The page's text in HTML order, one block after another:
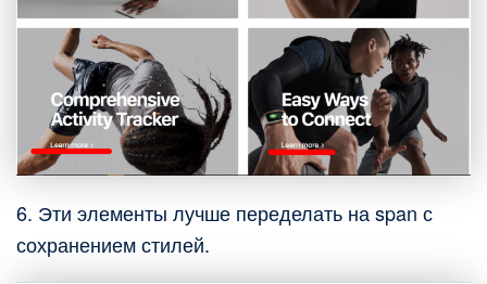
6. Эти элементы лучше переделать на span с
сохранением стилей.